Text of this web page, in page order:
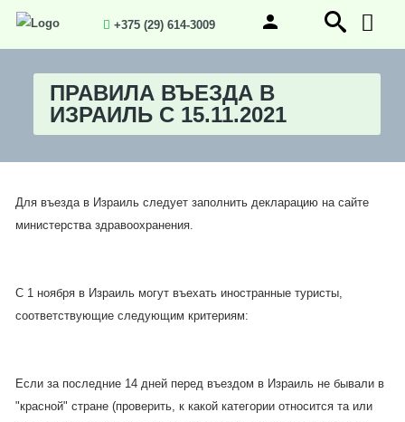
+375 (29) 614-3009
ПРАВИЛА ВЪЕЗДА В
ИЗРАИЛЬ С 15.11.2021
Для въезда в Израиль следует заполнить декларацию на сайте
министерства здравоохранения.
С 1 ноября в Израиль могут въехать иностранные туристы,
соответствующие следующим критериям:
Если за последние 14 дней перед въездом в Израиль не бывали в
"красной" стране (проверить, к какой категории относится та или